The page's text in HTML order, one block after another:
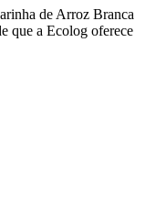
de Arroz Branca
que a Ecolog oferece